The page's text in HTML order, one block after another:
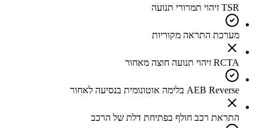
TSR זיהוי תמרורי תנועה
מערכת התראה מקוריות
RCTA זיהוי תנועה חוצה מאחור
AEB Reverse בלימה אוטונומית בנסיעה לאחור
התראת רכב חולף בפתיחת דלת של הרכב